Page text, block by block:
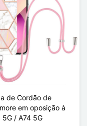
de Cordão de
em oposição à
5G / A74 5G